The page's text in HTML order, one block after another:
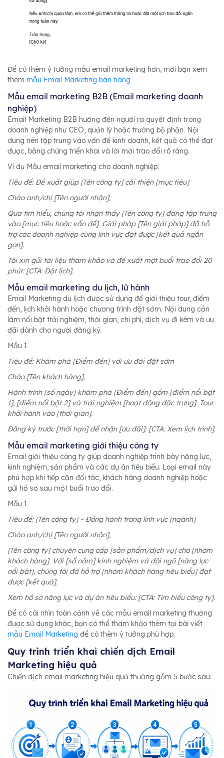
Để có thêm ý tưởng mẫu email marketing hơn, mời bạn xem
thêm mẫu Email Marketing bán hàng
Mẫu email marketing B2B (Email marketing doanh
nghiệp)
Email Marketing B2B hướng đến người ra quyết định trong
doanh nghiệp như CEO, quản lý hoặc trưởng bộ phận. Nội
dung nên tập trung vào vấn đề kinh doanh, kết quả có thể đạt
được, bằng chứng triển khai và lời mời trao đổi rõ ràng.
Ví dụ Mẫu email marketing cho doanh nghiệp:
Tiêu đề: Đề xuất giúp [Tên công ty] cải thiện [mục tiêu]
Chào anh/chị [Tên người nhận],
Qua tìm hiểu, chúng tôi nhận thấy [Tên công ty] đang tập trung
vào [mục tiêu hoặc vấn đề]. Giải pháp [Tên giải pháp] đã hỗ
trợ các doanh nghiệp cùng lĩnh vực đạt được [kết quả ngắn
gọn].
Tôi xin gửi tài liệu tham khảo và đề xuất một buổi trao đổi 20
phút: [CTA: Đặt lịch].
Mẫu email marketing du lịch, lữ hành
Email Marketing du lịch được sử dụng để giới thiệu tour, điểm
đến, lịch khởi hành hoặc chương trình đặt sớm. Nội dung cần
làm nổi bật trải nghiệm, thời gian, chi phí, dịch vụ đi kèm và ưu
đãi dành cho người đăng ký.
Mẫu 1
Tiêu đề: Khám phá [Điểm đến] với ưu đãi đặt sớm
Chào [Tên khách hàng],
Hành trình [số ngày] khám phá [Điểm đến] gồm [điểm nổi bật
1], [điểm nổi bật 2] và trải nghiệm [hoạt động đặc trưng]. Tour
khởi hành vào [thời gian].
Đăng ký trước [thời hạn] để nhận [ưu đãi]: [CTA: Xem lịch trình].
Mẫu email marketing giới thiệu công ty
Email giới thiệu công ty giúp doanh nghiệp trình bày năng lực,
kinh nghiệm, sản phẩm và các dự án tiêu biểu. Loại email này
phù hợp khi tiếp cận đối tác, khách hàng doanh nghiệp hoặc
gửi hồ sơ sau một buổi trao đổi.
Mẫu 1
Tiêu đề: [Tên công ty] – Đồng hành trong lĩnh vực [ngành]
Chào anh/chị [Tên người nhận],
[Tên công ty] chuyên cung cấp [sản phẩm/dịch vụ] cho [nhóm
khách hàng]. Với [số năm] kinh nghiệm và đội ngũ [năng lực
nổi bật], chúng tôi đã hỗ trợ [nhóm khách hàng tiêu biểu] đạt
được [kết quả].
Xem hồ sơ năng lực và dự án tiêu biểu: [CTA: Tìm hiểu công ty].
Để có cái nhìn toàn cảnh về các mẫu email marketing thường
được sử dụng khác, bạn có thể tham khảo thêm tại bài viết
mẫu Email Marketing để có thêm ý tưởng phù hợp.
Quy trình triển khai chiến dịch Email
Marketing hiệu quả
Chiến dịch email marketing hiệu quả thường gồm 5 bước sau: